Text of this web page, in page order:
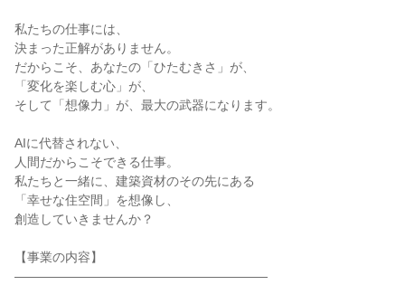
私たちの仕事には、
決まった正解がありません。
だからこそ、あなたの「ひたむきさ」が、
「変化を楽しむ心」が、
そして「想像力」が、最大の武器になります。
AIに代替されない、
人間だからこそできる仕事。
私たちと一緒に、建築資材のその先にある
「幸せな住空間」を想像し、
創造していきませんか？
【事業の内容】
――――――――――――――――――――